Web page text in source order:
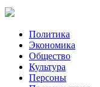
Политика
Экономика
Общество
Культура
Персоны